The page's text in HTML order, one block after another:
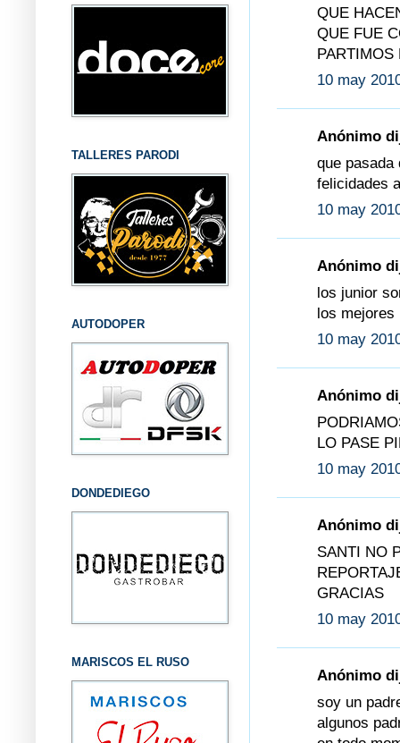
QUE
QUE FUE
PARTIMOS
10 may
Anónimo
que pasada
felicidades
10 may
Anónimo
los junior
los mejores
10 may
Anónimo
LO PASE
10 may
Anónimo
SANTI NO
GRACIAS
10 may
Anónimo
soy un
algunos
TALLERES PARODI
AUTODOPER
DONDEDIEGO
MARISCOS EL RUSO